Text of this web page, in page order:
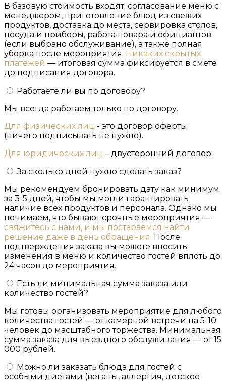
В базовую стоимость входят: согласование меню с
менеджером, приготовление блюд из свежих
продуктов, доставка до места, сервировка столов,
посуда и приборы, работа повара и официантов
(если выбрано обслуживание), а также полная
уборка после мероприятия. Никаких скрытых
платежей — итоговая сумма фиксируется в смете
до подписания договора.
Работаете ли вы по договору?
Мы всегда работаем только по договору.
Для физических лиц - это договор оферты
(ничего подписывать не нужно).
Для юридических лиц – двусторонний договор.
За сколько дней нужно сделать заказ?
Мы рекомендуем бронировать дату как минимум
за 3-5 дней, чтобы мы могли гарантировать
наличие всех продуктов и персонала. Однако мы
понимаем, что бывают срочные мероприятия —
свяжитесь с нами, и мы постараемся найти
решение даже в день обращения. После
подтверждения заказа вы можете вносить
изменения в меню и количество гостей вплоть до
24 часов до мероприятия.
Есть ли минимальная сумма заказа или
количество гостей?
Мы готовы организовать мероприятие для любого
количества гостей — от камерной встречи на 5-10
человек до масштабного торжества. Минимальная
сумма заказа для выездного обслуживания — от 15
000 рублей.
Можно ли заказать блюда для гостей с
особыми диетами (веганы, аллергия, детское